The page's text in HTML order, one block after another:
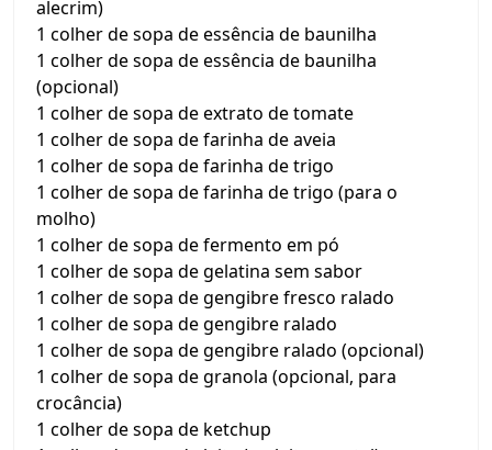
alecrim)
1 colher de sopa de essência de baunilha
1 colher de sopa de essência de baunilha
(opcional)
1 colher de sopa de extrato de tomate
1 colher de sopa de farinha de aveia
1 colher de sopa de farinha de trigo
1 colher de sopa de farinha de trigo (para o
molho)
1 colher de sopa de fermento em pó
1 colher de sopa de gelatina sem sabor
1 colher de sopa de gengibre fresco ralado
1 colher de sopa de gengibre ralado
1 colher de sopa de gengibre ralado (opcional)
1 colher de sopa de granola (opcional, para
crocância)
1 colher de sopa de ketchup